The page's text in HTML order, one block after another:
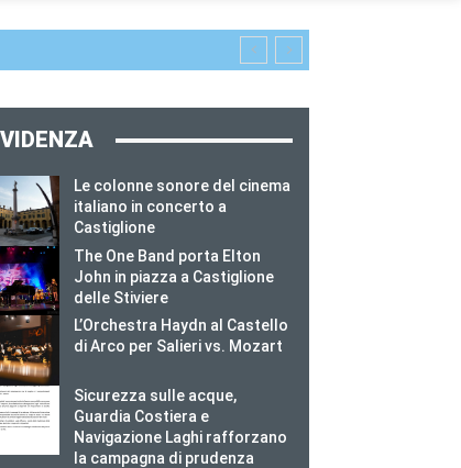
Le colonne sonore del cinema
italiano in concerto a
Castiglione
The One Band porta Elton
John in piazza a Castiglione
delle Stiviere
L’Orchestra Haydn al Castello
di Arco per Salieri vs. Mozart
Sicurezza sulle acque,
Guardia Costiera e
Navigazione Laghi rafforzano
la campagna di prudenza